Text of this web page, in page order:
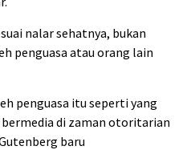
nalar sehatnya, bukan
penguasa atau orang lain
penguasa itu seperti yang
di zaman otoritarian
baru